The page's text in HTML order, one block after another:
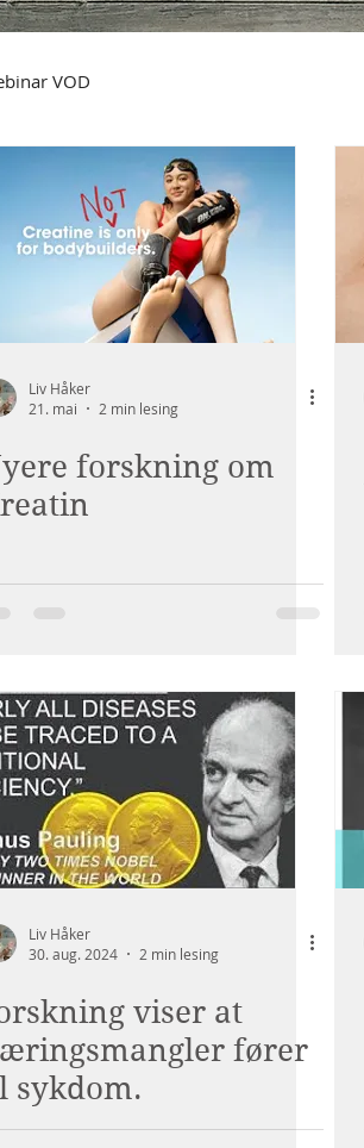
VOD
Liv Håker
21. mai
2 min lesing
forskning om
Liv Håker
30. aug. 2024
2 min lesing
viser at
fører
sykdom.